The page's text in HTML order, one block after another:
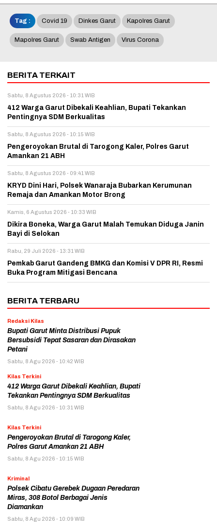
Tag : Covid 19 Dinkes Garut Kapolres Garut
Mapolres Garut Swab Antigen Virus Corona
BERITA TERKAIT
Sabtu, 8 Agustus 2026 - 10:31 WIB
412 Warga Garut Dibekali Keahlian, Bupati Tekankan
Pentingnya SDM Berkualitas
Sabtu, 8 Agustus 2026 - 10:15 WIB
Pengeroyokan Brutal di Tarogong Kaler, Polres Garut
Amankan 21 ABH
Sabtu, 8 Agustus 2026 - 09:41 WIB
KRYD Dini Hari, Polsek Wanaraja Bubarkan Kerumunan
Remaja dan Amankan Motor Brong
Kamis, 6 Agustus 2026 - 10:33 WIB
Dikira Boneka, Warga Garut Malah Temukan Diduga Janin
Bayi di Selokan
Rabu, 29 Juli 2026 - 13:31 WIB
Pemkab Garut Gandeng BMKG dan Komisi V DPR RI, Resmi
Buka Program Mitigasi Bencana
BERITA TERBARU
Redaksi Kilas
Bupati Garut Minta Distribusi Pupuk
Bersubsidi Tepat Sasaran dan Dirasakan
Petani
Sabtu, 8 Agu 2026 - 10:42 WIB
Kilas Terkini
412 Warga Garut Dibekali Keahlian, Bupati
Tekankan Pentingnya SDM Berkualitas
Sabtu, 8 Agu 2026 - 10:31 WIB
Kilas Terkini
Pengeroyokan Brutal di Tarogong Kaler,
Polres Garut Amankan 21 ABH
Sabtu, 8 Agu 2026 - 10:15 WIB
Kriminal
Polsek Cibatu Gerebek Dugaan Peredaran
Miras, 308 Botol Berbagai Jenis
Diamankan
Sabtu, 8 Agu 2026 - 10:09 WIB